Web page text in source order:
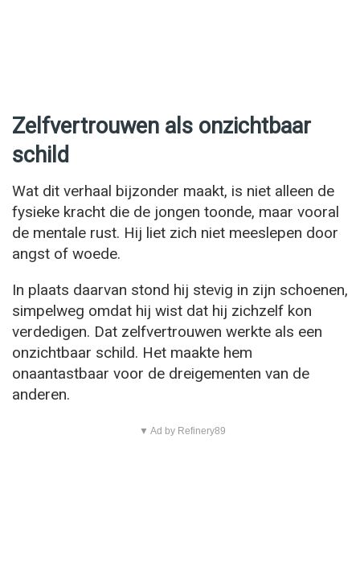
Zelfvertrouwen als onzichtbaar
schild
Wat dit verhaal bijzonder maakt, is niet alleen de
fysieke kracht die de jongen toonde, maar vooral
de mentale rust. Hij liet zich niet meeslepen door
angst of woede.
In plaats daarvan stond hij stevig in zijn schoenen,
simpelweg omdat hij wist dat hij zichzelf kon
verdedigen. Dat zelfvertrouwen werkte als een
onzichtbaar schild. Het maakte hem
onaantastbaar voor de dreigementen van de
anderen.
▼ Ad by Refinery89